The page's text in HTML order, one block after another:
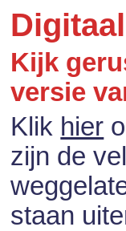
Kijk
versie
Klik hier
zijn de
staan